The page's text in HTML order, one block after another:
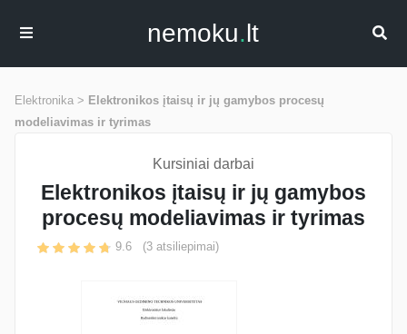
nemoku.lt
Elektronika > Elektronikos įtaisų ir jų gamybos procesų
modeliavimas ir tyrimas
Kursiniai darbai
Elektronikos įtaisų ir jų gamybos
procesų modeliavimas ir tyrimas
9.6 (3 atsiliepimai)